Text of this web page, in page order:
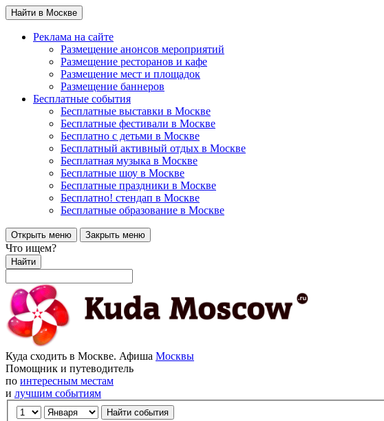
Найти в Москве
Реклама на сайте
Размещение анонсов мероприятий
Размещение ресторанов и кафе
Размещение мест и площадок
Размещение баннеров
Бесплатные события
Бесплатные выставки в Москве
Бесплатные фестивали в Москве
Бесплатно с детьми в Москве
Бесплатный активный отдых в Москве
Бесплатная музыка в Москве
Бесплатные шоу в Москве
Бесплатные праздники в Москве
Бесплатно! стендап в Москве
Бесплатные образование в Москве
Открыть меню Закрыть меню
Что ищем?
Найти
Куда сходить в Москве. Афиша Москвы
Помощник и путеводитель
по интересным местам
и лучшим событиям